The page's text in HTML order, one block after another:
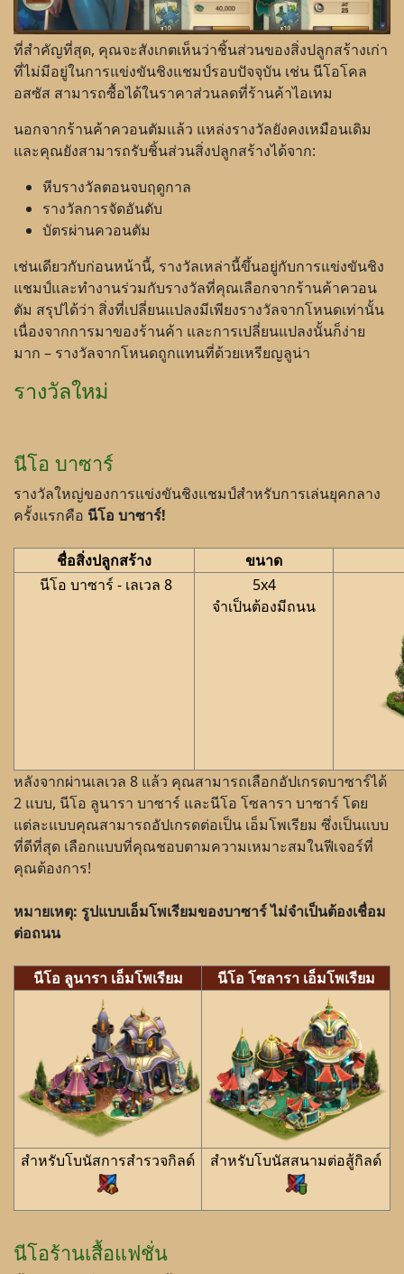
ที่สำคัญที่สุด, คุณจะสังเกตเห็นว่าชิ้นส่วนของสิ่งปลูกสร้างเก่า
ที่ไม่มีอยู่ในการแข่งขันชิงแชมป์รอบปัจจุบัน เช่น นีโอโคล
อสซัส สามารถซื้อได้ในราคาส่วนลดที่ร้านค้าไอเทม
นอกจากร้านค้าควอนตัมแล้ว แหล่งรางวัลยังคงเหมือนเดิม
และคุณยังสามารถรับชิ้นส่วนสิ่งปลูกสร้างได้จาก:
หีบรางวัลตอนจบฤดูกาล
รางวัลการจัดอันดับ
บัตรผ่านควอนตัม
เช่นเดียวกับก่อนหน้านี้, รางวัลเหล่านี้ขึ้นอยู่กับการแข่งขันชิง
แชมป์และทำงานร่วมกับรางวัลที่คุณเลือกจากร้านค้าควอน
ตัม สรุปได้ว่า สิ่งที่เปลี่ยนแปลงมีเพียงรางวัลจากโหนดเท่านั้น
เนื่องจากการมาของร้านค้า และการเปลี่ยนแปลงนั้นก็ง่าย
มาก – รางวัลจากโหนดถูกแทนที่ด้วยเหรียญลูน่า
รางวัลใหม่
นีโอ บาซาร์
รางวัลใหญ่ของการแข่งขันชิงแชมป์สำหรับการเล่นยุคกลาง
ครั้งแรกคือ นีโอ บาซาร์!
ชื่อสิ่งปลูกสร้าง
ขนาด
นีโอ บาซาร์ - เลเวล 8
5x4
จำเป็นต้องมีถนน
หลังจากผ่านเลเวล 8 แล้ว คุณสามารถเลือกอัปเกรดบาซาร์ได้
2 แบบ, นีโอ ลูนารา บาซาร์ และนีโอ โซลารา บาซาร์ โดย
แต่ละแบบคุณสามารถอัปเกรดต่อเป็น เอ็มโพเรียม ซึ่งเป็นแบบ
ที่ดีที่สุด เลือกแบบที่คุณชอบตามความเหมาะสมในฟีเจอร์ที่
คุณต้องการ!
หมายเหตุ: รูปแบบเอ็มโพเรียมของบาซาร์ ไม่จำเป็นต้องเชื่อม
ต่อถนน
นีโอ ลูนารา เอ็มโพเรียม นีโอ โซลารา เอ็มโพเรียม
สำหรับโบนัสการสำรวจกิลด์ สำหรับโบนัสสนามต่อสู้กิลด์
นีโอร้านเสื้อแฟชั่น